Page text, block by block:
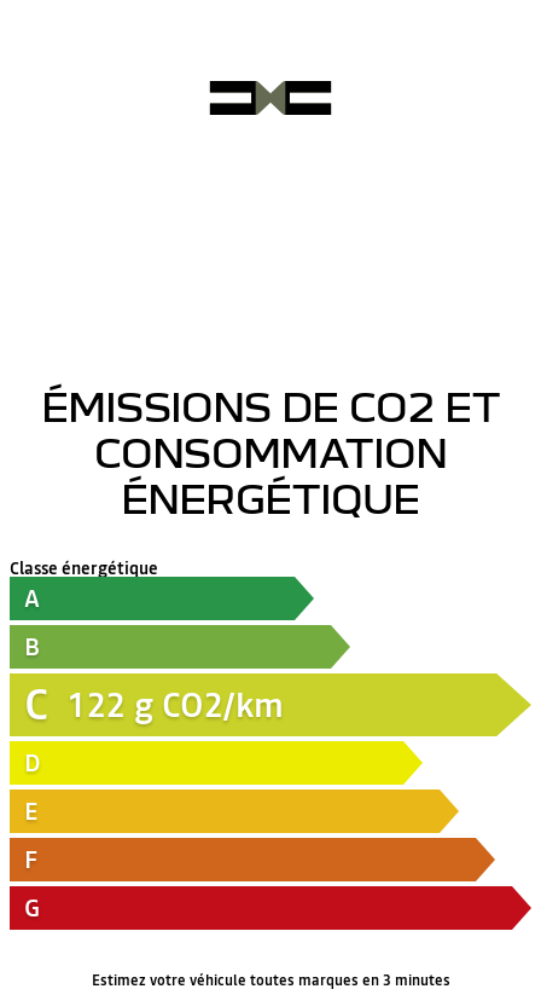
ÉMISSIONS DE CO2 ET
CONSOMMATION
ÉNERGÉTIQUE
Classe énergétique
A
B
C 122 g CO2/km
D
E
F
G
Estimez votre véhicule toutes marques en 3 minutes